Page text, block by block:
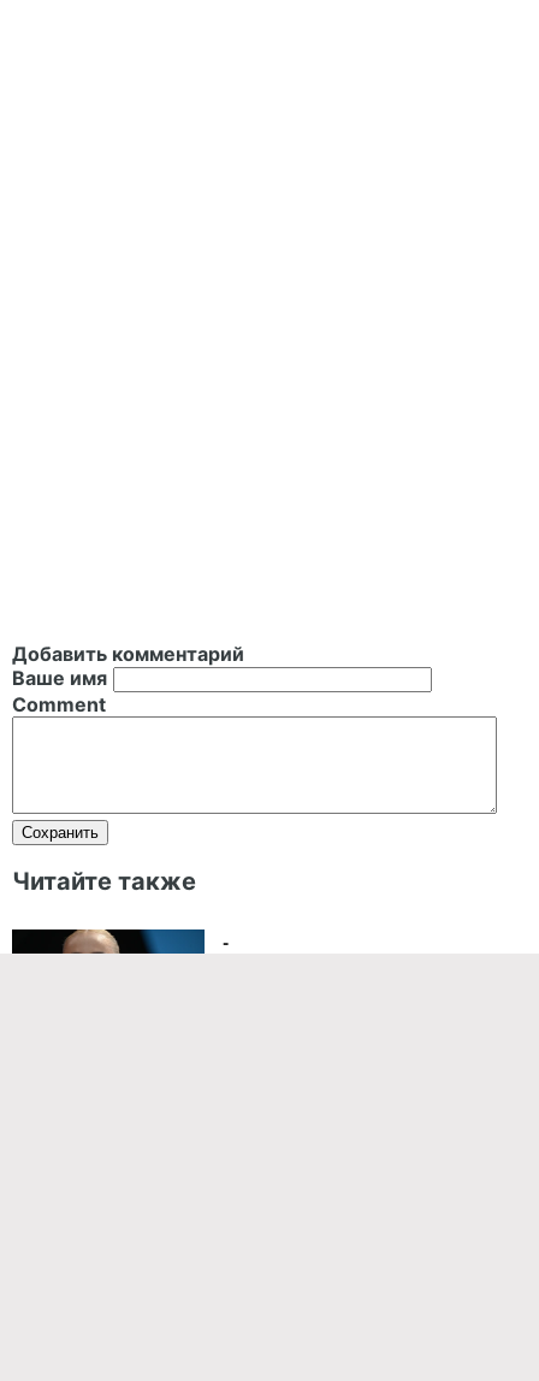
Добавить комментарий
Ваше имя
Comment
Читайте также
-